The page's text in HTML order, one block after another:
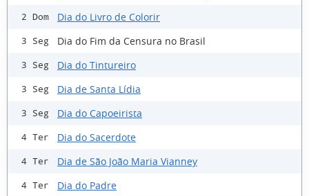
2 Dom Dia do Livro de Colorir
3 Seg Dia do Fim da Censura no Brasil
3 Seg Dia do Tintureiro
3 Seg Dia de Santa Lídia
3 Seg Dia do Capoeirista
4 Ter Dia do Sacerdote
4 Ter Dia de São João Maria Vianney
4 Ter Dia do Padre